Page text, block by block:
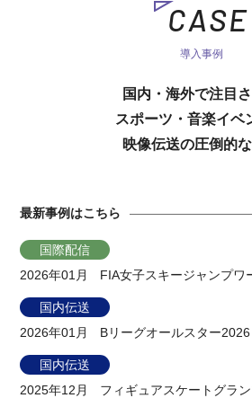
CASE
導入事例
国内・海外で注目
スポーツ・音楽イベ
映像伝送の圧倒的
最新事例はこちら
国際配信
2026年01月
FIA女子スキージャンプワ
国内伝送
2026年01月
Bリーグオールスター2026
国内伝送
2025年12月
フィギュアスケートグラ